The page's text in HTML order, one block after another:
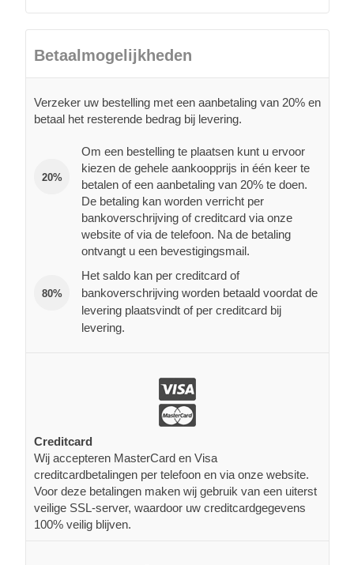
Betaalmogelijkheden
Verzeker uw bestelling met een aanbetaling van 20% en
betaal het resterende bedrag bij levering.
20%
Om een bestelling te plaatsen kunt u ervoor
kiezen de gehele aankoopprijs in één keer te
betalen of een aanbetaling van 20% te doen.
De betaling kan worden verricht per
bankoverschrijving of creditcard via onze
website of via de telefoon. Na de betaling
ontvangt u een bevestigingsmail.
80%
Het saldo kan per creditcard of
bankoverschrijving worden betaald voordat de
levering plaatsvindt of per creditcard bij
levering.
Creditcard
Wij accepteren MasterCard en Visa
creditcardbetalingen per telefoon en via onze website.
Voor deze betalingen maken wij gebruik van een uiterst
veilige SSL-server, waardoor uw creditcardgegevens
100% veilig blijven.